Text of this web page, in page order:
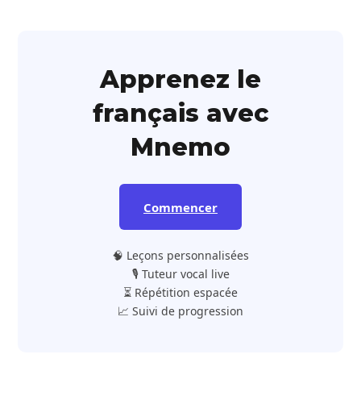
Apprenez le
français avec
Mnemo
Commencer
🧠 Leçons personnalisées
🎙️ Tuteur vocal live
⏳ Répétition espacée
📈 Suivi de progression